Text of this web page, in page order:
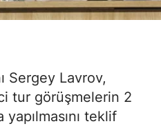
Sergey Lavrov,
tur görüşmelerin 2
yapılmasını teklif